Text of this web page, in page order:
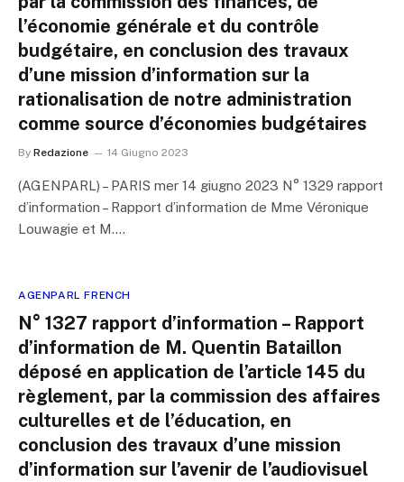
l’économie générale et du contrôle
budgétaire, en conclusion des travaux
d’une mission d’information sur la
rationalisation de notre administration
comme source d’économies budgétaires
By Redazione 14 Giugno 2023
(AGENPARL) – PARIS mer 14 giugno 2023 N° 1329 rapport
d’information – Rapport d’information de Mme Véronique
Louwagie et M.…
AGENPARL FRENCH
N° 1327 rapport d’information – Rapport
d’information de M. Quentin Bataillon
déposé en application de l’article 145 du
règlement, par la commission des affaires
culturelles et de l’éducation, en
conclusion des travaux d’une mission
d’information sur l’avenir de l’audiovisuel